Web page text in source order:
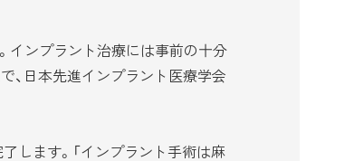
インプラント治療には事前の十分
、日本先進インプラント医療学会
します。「インプラント手術は麻